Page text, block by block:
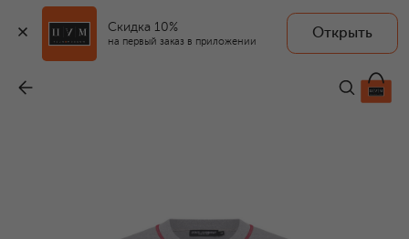
Скидка 10%
на первый заказ в приложении
Открыть
59 950 ₽